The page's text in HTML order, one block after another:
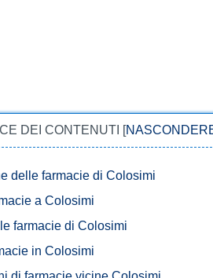
DEI CONTENUTI [
delle farmacie di Colosimi
a Colosimi
farmacie di Colosimi
in Colosimi